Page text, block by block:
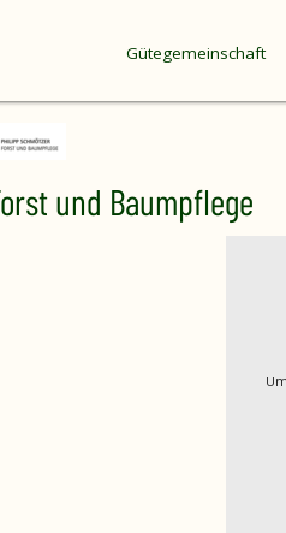
Gütegemeinschaft
und Baumpflege